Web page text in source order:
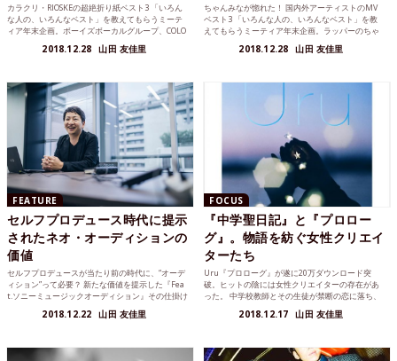
カラクリ・RIOSKEの超絶折り紙ベスト3 「いろん
な人の、いろんなベスト」を教えてもらうミーテ
ィア年末企画。ボーイズボーカルグループ、COLO
2018.12.28 山田 友佳里
ちゃんみなが惚れた！ 国内外アーティストのMV
ベスト3 「いろんな人の、いろんなベスト」を教
えてもらうミーティア年末企画。ラッパーのちゃ
2018.12.28 山田 友佳里
FEATURE
セルフプロデュース時代に提示
されたネオ・オーディションの
価値
セルフプロデュースが当たり前の時代に、“オーデ
ィション”って必要？ 新たな価値を提示した『Fea
t.ソニーミュージックオーディション』その仕掛け
2018.12.22 山田 友佳里
FOCUS
『中学聖日記』と『プロロー
グ』。物語を紡ぐ女性クリエイ
ターたち
Uru『プロローグ』が遂に20万ダウンロード突
破。ヒットの陰には女性クリエイターの存在があ
った。 中学校教師とその生徒が禁断の恋に落ち、
2018.12.17 山田 友佳里